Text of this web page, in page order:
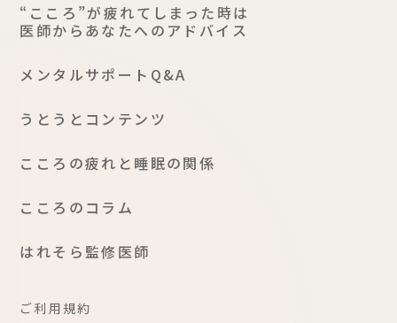
“こころ”が疲れてしまった時は
医師からあなたへのアドバイス
メンタルサポートQ&A
うとうとコンテンツ
こころの疲れと睡眠の関係
こころのコラム
はれそら監修医師
ご利用規約